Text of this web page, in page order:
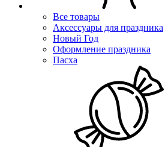
Все товары
Аксессуары для праздника
Новый Год
Оформление праздника
Пасха